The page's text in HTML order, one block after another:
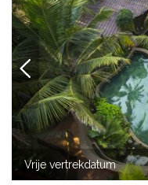
VORIGE
Vrije vertrekdatum